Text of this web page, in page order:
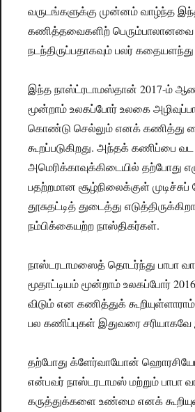
வருடங்களுக்கு முன்னம் வாழ்ந்த
கணித்தவைகளிற் பெரும்பாலானவை
நடந்திருப்பதாகவும் பலர்
இந்த நாஸ்ட்ரடாமஸ்தான் 2017-ம்
மூன்றாம் உலகப்போர் உலகை
கொண்டு செல்லும் எனக் கணித்து
கூறப்படுகிறது. அந்தக் கணிப்பை
அமெரிக்காவுக்கிடையில் தற்போது
பதற்றமான சூழ்நிலைக்குள்
தூசுதட்டித் துடைத்து
நம்பிக்கையற்ற நாஸ்திகர்கள்.
நாஸ்டரடாமஸைத் தொடர்ந்து பாபா
மூதாட்டியம் மூன்றாம் உலகப்போர்
விடும் என கணித்துக்
பல கணிப்புகள் இதுவரை
தற்போது க்ளேர்வாயோன்
என்பவர் நாஸ்டரடாமஸ் மற்றும் பாபா
கருத்துக்களை உண்மை எனக்